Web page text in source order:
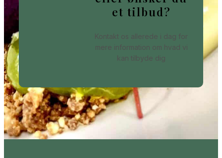
et tilbud?
Kontakt os allerede i dag for
mere information om hvad vi
kan tilbyde dig